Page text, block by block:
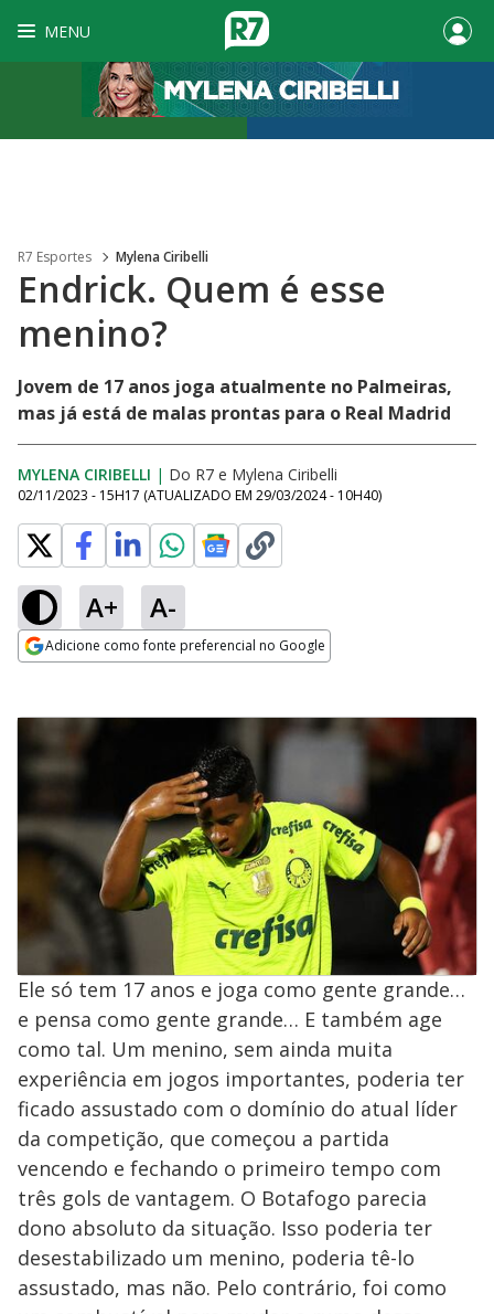
MENU
R7 Esportes Mylena Ciribelli
Endrick. Quem é esse
menino?
Jovem de 17 anos joga atualmente no Palmeiras,
mas já está de malas prontas para o Real Madrid
MYLENA CIRIBELLI | Do R7 e Mylena Ciribelli
02/11/2023 - 15H17 (ATUALIZADO EM 29/03/2024 - 10H40)
A+ A-
Adicione como fonte preferencial no Google
Ele só tem 17 anos e joga como gente grande…
e pensa como gente grande… E também age
como tal. Um menino, sem ainda muita
experiência em jogos importantes, poderia ter
ficado assustado com o domínio do atual líder
da competição, que começou a partida
vencendo e fechando o primeiro tempo com
três gols de vantagem. O Botafogo parecia
dono absoluto da situação. Isso poderia ter
desestabilizado um menino, poderia tê-lo
assustado, mas não. Pelo contrário, foi como